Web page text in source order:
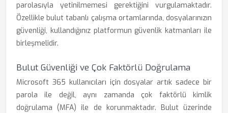
parolasıyla yetinilmemesi gerektiğini vurgulamaktadır.
Özellikle bulut tabanlı çalışma ortamlarında, dosyalarınızın
güvenliği, kullandığınız platformun güvenlik katmanları ile
birleşmelidir.
Bulut Güvenliği ve Çok Faktörlü Doğrulama
Microsoft 365 kullanıcıları için dosyalar artık sadece bir
parola ile değil, aynı zamanda çok faktörlü kimlik
doğrulama (MFA) ile de korunmaktadır. Bulut üzerinde